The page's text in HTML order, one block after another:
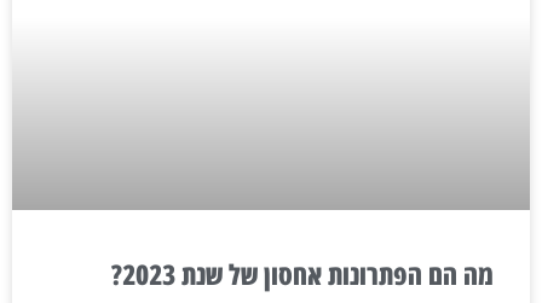
מה הם הפתרונות אחסון של שנת 2023?